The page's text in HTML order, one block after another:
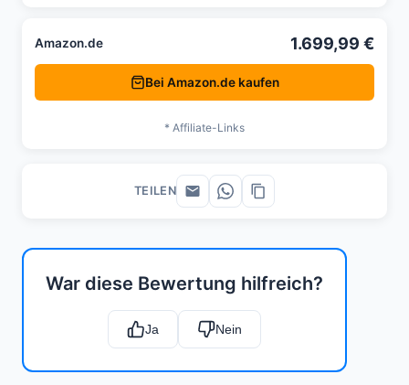
War diese Bewertung hilfreich?
Ja Nein
Amazon.de 1.699,99 €
Bei Amazon.de kaufen
* Affiliate-Links
TEILEN